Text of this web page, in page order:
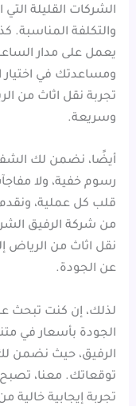
الشركات القليلة
والتكلفة المناسبة.
يعمل على مدار
ومساعدتك في اختيار
تجربة نقل اثاث من
وسريعة.
أيضًا، نضمن لك
رسوم خفية، ولا
قلب كل عملية،
من شركة الرفيق
نقل اثاث من الرياض
عن الجودة.
لذلك، إن كنت تبحث
الجودة بأسعار في
الرفيق، حيث نضمن لك
توقعاتك. معنا،
تجربة إيجابية خالية